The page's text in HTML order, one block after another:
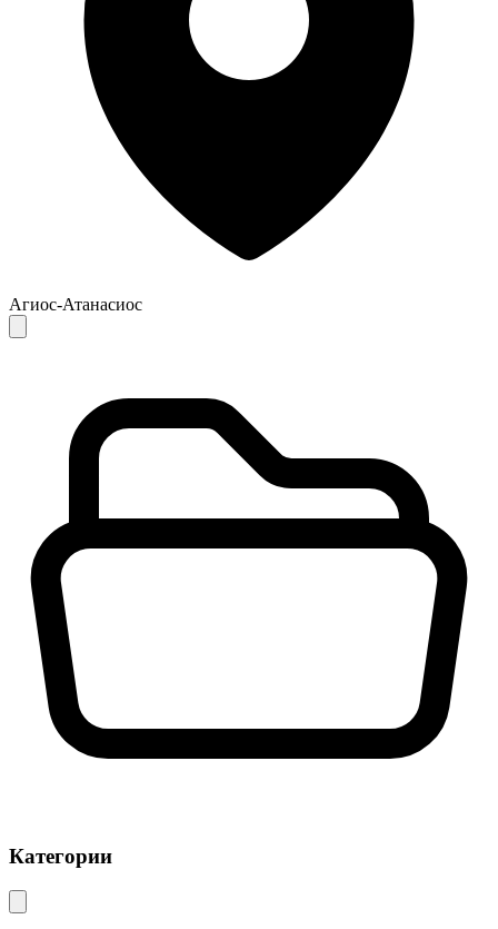
Агиос-Атанасиос
Категории